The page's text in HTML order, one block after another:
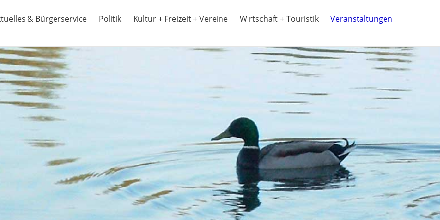
& Bürgerservice Politik Kultur + Freizeit + Vereine Wirtschaft + Touristik Veranstaltungen